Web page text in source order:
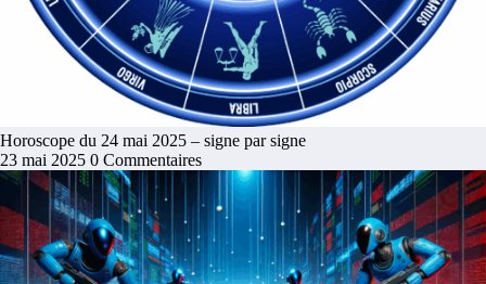
Horoscope du 24 mai 2025 – signe par signe
23 mai 2025 0 Commentaires